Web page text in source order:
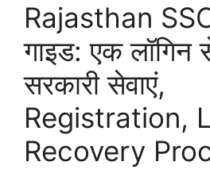
Rajasthan
गाइड: एक लॉगिन
सरकारी सेवाएं,
Registration,
Recovery